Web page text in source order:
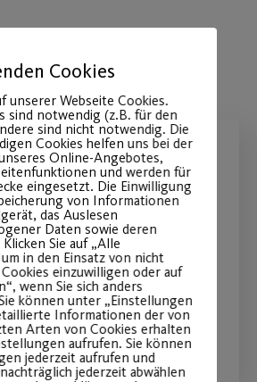
dem 23.04.2024
Cookies
unserer Webseite Cookies.
sind notwendig (z.B. für den
sind nicht notwendig. Die
Cookies helfen uns bei der
Online-Angebotes,
und werden für
eingesetzt. Die Einwilligung
von Informationen
das Auslesen
Daten sowie deren
Sie auf „Alle
in den Einsatz von nicht
einzuwilligen oder auf
wenn Sie sich anders
können unter „Einstellungen
Informationen der von
Arten von Cookies erhalten
aufrufen. Sie können
jederzeit aufrufen und
jederzeit abwählen